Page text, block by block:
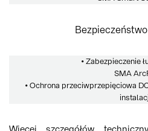
• Zabezpieczenie
SMA
• Ochrona przeciwprzepięciowa